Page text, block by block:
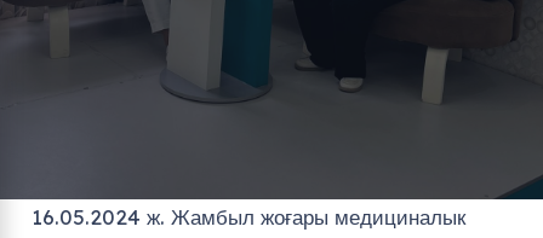
16.05.2024 ж. Жамбыл жоғары медициналык